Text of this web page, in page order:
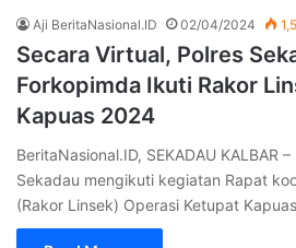
Aji BeritaNasional.ID 02/04/2024
Secara Virtual, Polres
Forkopimda Ikuti Rakor
Kapuas 2024
BeritaNasional.ID, SEKADAU KALBAR
Sekadau mengikuti kegiatan Rapat
(Rakor Linsek) Operasi Ketupat